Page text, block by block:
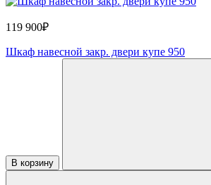
119 900₽
Шкаф навесной закр. двери купе 950
В корзину